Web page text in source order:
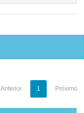
Anterior 1 Próximo